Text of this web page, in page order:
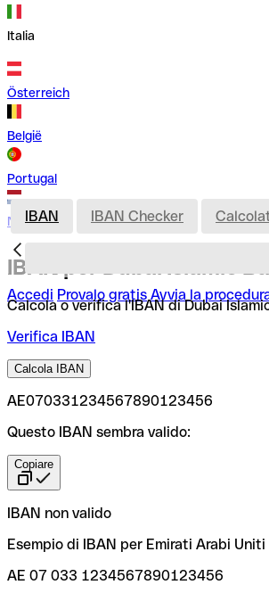
Italia
Österreich
België
Portugal
Nederland
Accedi Provalo gratis Avvia la
IBAN IBAN Checker
IBAN per Dubai Islamic
Calcola o verifica l'IBAN di Dubai
Verifica IBAN
Calcola IBAN
AE070331234567890123456
Questo IBAN sembra valido:
Copiare
IBAN non valido
Esempio di IBAN per Emirati Arabi Uniti
AE 07 033 1234567890123456